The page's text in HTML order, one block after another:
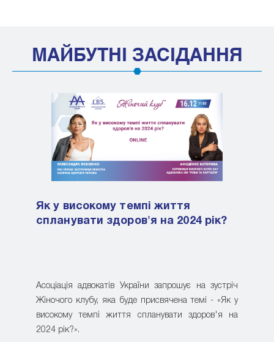
МАЙБУТНІ ЗАСІДАННЯ
Як у високому темпі життя
спланувати здоров'я на 2024 рік?
Асоціація адвокатів України запрошує на зустріч
Жіночого клубу, яка буде присвячена темі - «Як у
високому темпі життя спланувати здоров'я на
2024 рік?».